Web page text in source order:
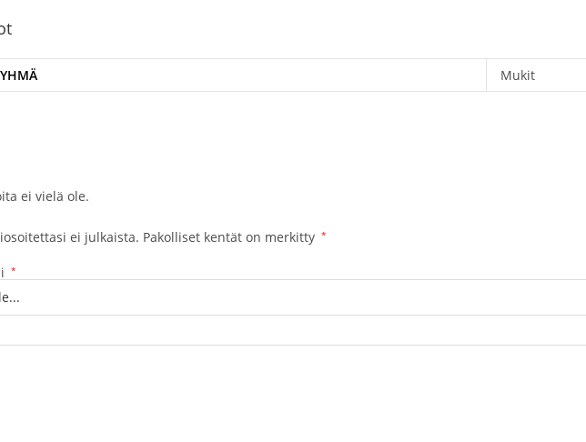
Mukit
ei vielä ole.
ei julkaista. Pakolliset kentät on merkitty *
*